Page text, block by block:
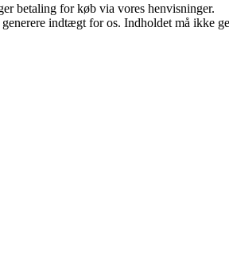
betaling for køb via vores henvisninger.
indtægt for os. Indholdet må ikke